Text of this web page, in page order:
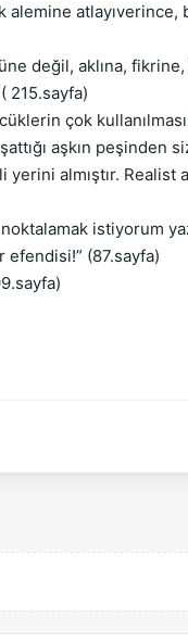
atlayıverince,
değil, aklına,
215.sayfa)
çok
aşkın
almıştır. Realist
istiyorum
(87.sayfa)